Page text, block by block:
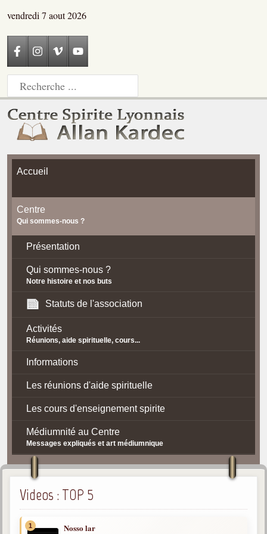
vendredi 7 aout 2026
Accueil
Centre
Qui sommes-nous ?
Présentation
Qui sommes-nous ?
Notre histoire et nos buts
Statuts de l'association
Activités
Réunions, aide spirituelle, cours...
Informations
Les réunions d'aide spirituelle
Les cours d'enseignement spirite
Médiumnité au Centre
Messages expliqués et art médiumnique
Contact / Accès
Plan d'accès
Spiritisme
La doctrine Spirite
Videos : TOP 5
1 Nosso lar